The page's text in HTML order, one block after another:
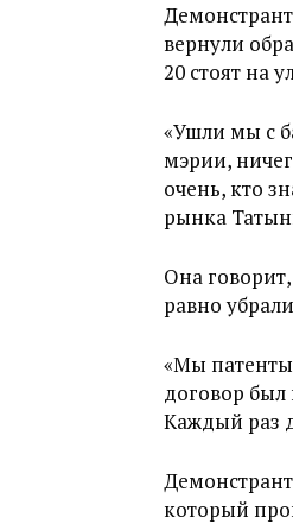
вернули
20 стоят на
«Ушли мы с
мэрии,
очень, кто
рынка
Она
равно
«Мы патенты
договор был
Каждый раз
который